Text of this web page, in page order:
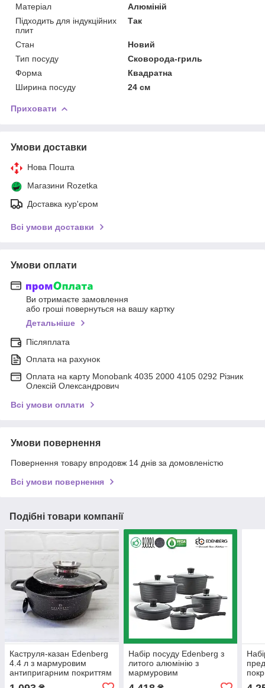
Матеріал
Алюміній
Підходить для індукційних
плит
Так
Стан
Новий
Тип посуду
Сковорода-гриль
Форма
Квадратна
Ширина посуду
24 см
Приховати
Умови доставки
Нова Пошта
Магазини Rozetka
Доставка кур'єром
Всі умови доставки
Умови оплати
Ви отримаєте замовлення
або гроші повернуться на вашу картку
Детальніше
Післяплата
Оплата на рахунок
Оплата на карту Monobank 4035 2000 4105 0292 Різник
Олексій Олександрович
Всі умови оплати
Умови повернення
Повернення товару впродовж 14 днів за домовленістю
Всі умови повернення
Подібні товари компанії
Каструля-казан Edenberg
4.4 л з мармуровим
антипригарним покриттям
Набір посуду Edenberg з
литого алюмінію з
мармуровим
антипригарним покриттям